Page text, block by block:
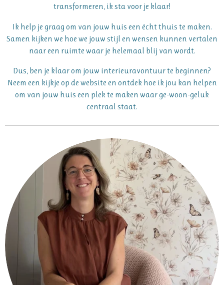
transformeren, ik sta voor je klaar!
Ik help je graag om van jouw huis een écht thuis te maken.
Samen kijken we hoe we jouw stijl en wensen kunnen vertalen
naar een ruimte waar je helemaal blij van wordt.
Dus, ben je klaar om jouw interieuravontuur te beginnen?
Neem een kijkje op de website en ontdek hoe ik jou kan helpen
om van jouw huis een plek te maken waar ge-woon-geluk
centraal staat.